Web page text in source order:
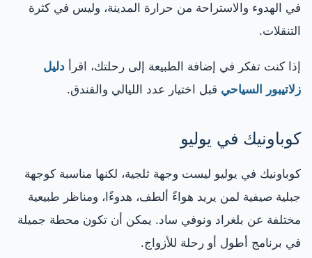
في الهدوء والاستراحة من حرارة المدينة، وليس في كثرة
التنقلات.
إذا كنت تفكر في إضافة الطبيعة إلى رحلتك، اقرأ دليل
زلاتيبور السياحي قبل اختيار عدد الليالي والفندق.
كوباونيك في يوليو
كوباونيك في يوليو ليست وجهة ثلجية، لكنها مناسبة كوجهة
جبلية صيفية لمن يريد هواءً ألطف، هدوءًا، ومناظر طبيعية
مختلفة عن بلغراد ونوفي ساد. يمكن أن تكون محطة جميلة
في برنامج أطول أو رحلة للأزواج.